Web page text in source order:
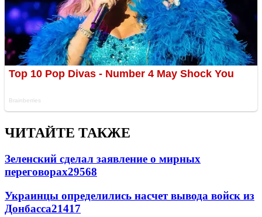
ЧИТАЙТЕ ТАКЖЕ
Зеленский сделал заявление о мирных
переговорах29568
Украинцы определились насчет вывода войск из
Донбасса21417